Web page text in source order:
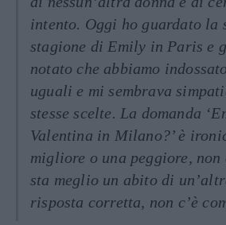
intento. Oggi ho guardato la
stagione di Emily in Paris e
notato che abbiamo
uguali e mi sembrava
stesse scelte. La domanda
Valentina in Milano?’ è
migliore o una peggiore, non
sta meglio un abito di
risposta corretta, non c’è